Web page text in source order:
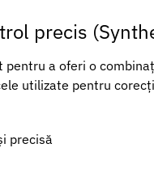
precis
a oferi o
utilizate pentru
precisă